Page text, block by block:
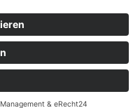
Impressum
Vertrag widerrufen